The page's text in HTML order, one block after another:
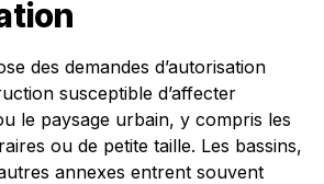
des demandes d’autorisation
susceptible d’affecter
le paysage urbain, y compris les
ou de petite taille. Les bassins,
annexes entrent souvent